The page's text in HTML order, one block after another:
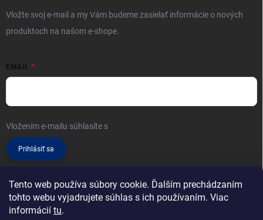
Tento web používa súbory cookie. Ďalším prechádzaním
tohto webu vyjadrujete súhlas s ich používaním. Viac
informácií tu.
Vložte svoj e-mail a my Vám budeme zasielať informácie o nových
produktoch na našom e-shope.
EMAIL
Vložením e-mailu súhlasíte s
Prihlásiť sa